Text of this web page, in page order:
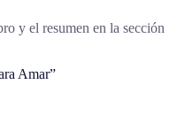
y el resumen en la sección
Amar”